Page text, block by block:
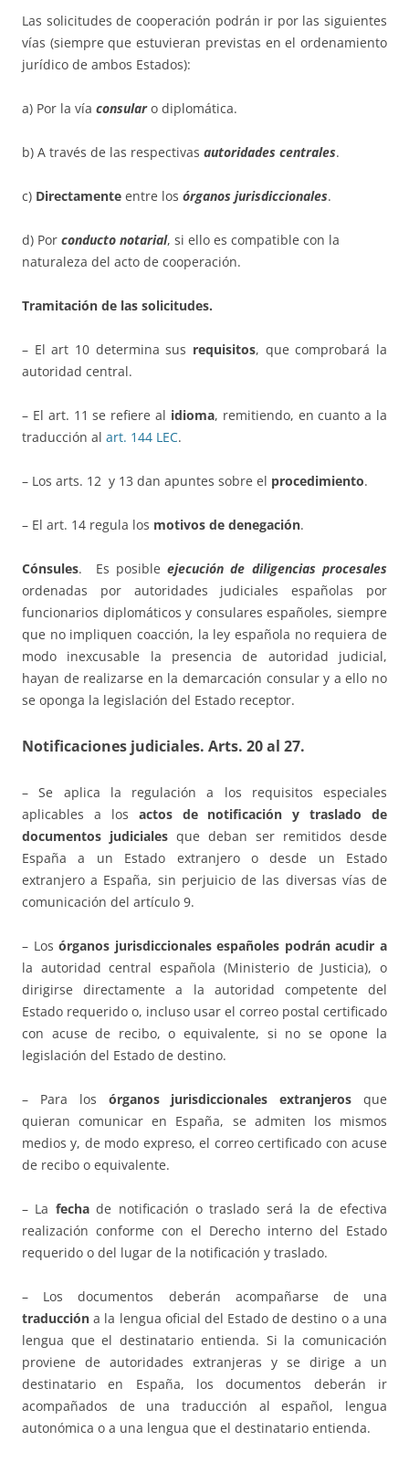
Las solicitudes de cooperación podrán ir por las siguientes
vías (siempre que estuvieran previstas en el ordenamiento
jurídico de ambos Estados):
a) Por la vía consularo diplomática.
b) A través de las respectivas autoridades centrales.
c) Directamente entre los órganos jurisdiccionales.
d) Por conducto notarial, si ello es compatible con la
naturaleza del acto de cooperación.
Tramitación de las solicitudes.
– El art 10 determina sus requisitos, que comprobará la
autoridad central.
– El art. 11 se refiere al idioma, remitiendo, en cuanto a la
traducción al art. 144 LEC.
– Los arts. 12 y 13 dan apuntes sobre el procedimiento.
– El art. 14 regula los motivos de denegación.
Cónsules. Es posibleejecución de diligencias procesales
ordenadas por autoridades judiciales españolas por
funcionarios diplomáticos y consulares españoles, siempre
que no impliquen coacción, la ley española no requiera de
modo inexcusable la presencia de autoridad judicial,
hayan de realizarse en la demarcación consular y a ello no
se oponga la legislación del Estado receptor.
Notificaciones judiciales. Arts. 20 al 27.
– Se aplica la regulación a los requisitos especiales
aplicables a los actos de notificación y traslado de
documentos judiciales que deban ser remitidos desde
España a un Estado extranjero o desde un Estado
extranjero a España, sin perjuicio de las diversas vías de
comunicación del artículo 9.
– Losórganos jurisdiccionales españoles podrán acudir a
la autoridad central española (Ministerio de Justicia), o
dirigirse directamente a la autoridad competente del
Estado requerido o, incluso usar el correo postal certificado
con acuse de recibo, o equivalente, si no se opone la
legislación del Estado de destino.
– Para los órganos jurisdiccionales extranjeros que
quieran comunicar en España, se admiten los mismos
medios y, de modo expreso, el correo certificado con acuse
de recibo o equivalente.
– La fechade notificación o traslado será la de efectiva
realización conforme con el Derecho interno del Estado
requerido o del lugar de la notificación y traslado.
– Los documentos deberán acompañarse de una
traducción a la lengua oficial del Estado de destino o a una
lengua que el destinatario entienda. Si la comunicación
proviene de autoridades extranjeras y se dirige a un
destinatario en España, los documentos deberán ir
acompañados de una traducción al español, lengua
autonómica o a una lengua que el destinatario entienda.